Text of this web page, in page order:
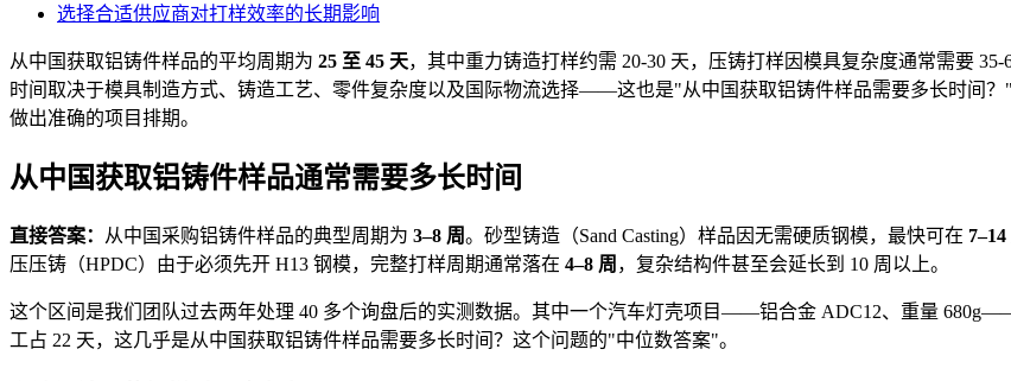
选择合适供应商对打样效率的长期影响
从中国获取铝铸件样品的平均周期为 25 至 45 天，其中重力铸造打样约需 20-30 天，压铸打样因模具复杂度通常需要
时间取决于模具制造方式、铸造工艺、零件复杂度以及国际物流选择——这也是"从中国获取铝铸件样品需要多长时间
做出准确的项目排期。
从中国获取铝铸件样品通常需要多长时间
直接答案： 从中国采购铝铸件样品的典型周期为 3–8 周。砂型铸造（Sand Casting）样品因无需硬质钢模，最快可在
压压铸（HPDC）由于必须先开 H13 钢模，完整打样周期通常落在 4–8 周 ，复杂结构件甚至会延长到 10 周以上。
这个区间是我们团队过去两年处理 40 多个询盘后的实测数据。其中一个汽车灯壳项目——铝合金 ADC12、重量
工占 22 天，这几乎是从中国获取铝铸件样品需要多长时间？这个问题的"中位数答案"。